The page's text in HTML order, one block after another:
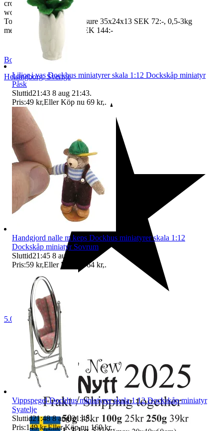
crown
worldwide price freight)
To Denmark 0,5-3kg measure 35x24x13 SEK 72:-, 0,5-3kg
measure 40x40x140cm SEK 144:-
BoutiqueNo9
Helsingborg,Sverige
5.0
Liljor i vas Dockhus miniatyrer skala 1:12 Dockskåp miniatyr
Påsk
Sluttid21:43 8 aug 21:43.
Pris:49 kr,Eller Köp nu 69 kr,.
Handgjord nalle m keps Dockhus miniatyrer skala 1:12
Dockskåp miniatyr Sovrum
Sluttid21:45 8 aug 21:45
Pris:59 kr,Eller Köp nu 64 kr,.
Vippspegel Dockhus miniatyrer skala 1:12 Dockskåp miniatyr
Syatelje
Sluttid21:48 8 aug 21:48.
Pris:149 kr,Eller Köp nu 160 kr,.